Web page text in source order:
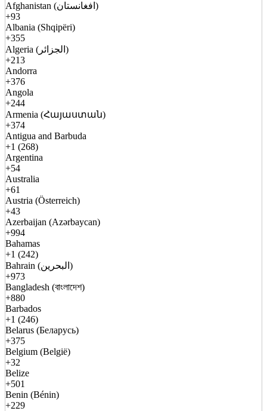
Afghanistan (افغانستان)
+93
Albania (Shqipëri)
+355
Algeria (الجزائر)
+213
Andorra
+376
Angola
+244
Armenia (Հայաստան)
+374
Antigua and Barbuda
+1 (268)
Argentina
+54
Australia
+61
Austria (Österreich)
+43
Azerbaijan (Azərbaycan)
+994
Bahamas
+1 (242)
Bahrain (البحرين)
+973
Bangladesh (বাংলাদেশ)
+880
Barbados
+1 (246)
Belarus (Беларусь)
+375
Belgium (België)
+32
Belize
+501
Benin (Bénin)
+229